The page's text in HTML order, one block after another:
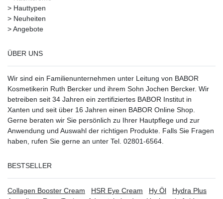
> Hauttypen
> Neuheiten
>Angebote
ÜBER UNS
Wir sind ein Familienunternehmen unter Leitung von BABOR
Kosmetikerin Ruth Bercker und ihrem Sohn Jochen Bercker. Wir
betreiben seit 34 Jahren ein zertifiziertes BABOR Institut in
Xanten und seit über 16 Jahren einen BABOR Online Shop.
Gerne beraten wir Sie persönlich zu Ihrer Hautpflege und zur
Anwendung und Auswahl der richtigen Produkte. Falls Sie Fragen
haben, rufen Sie gerne an unter Tel. 02801-6564.
BESTSELLER
Collagen Booster Cream HSR Eye Cream Hy Öl
Hydra Plus